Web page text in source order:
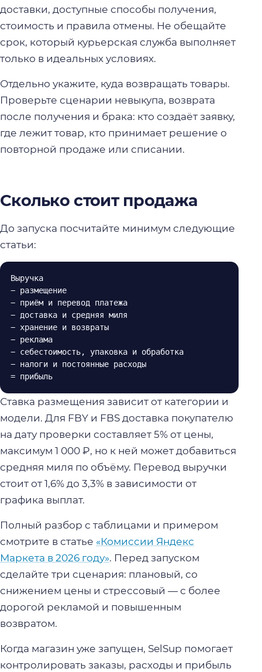
доставки, доступные способы получения,
стоимость и правила отмены. Не обещайте
срок, который курьерская служба выполняет
только в идеальных условиях.
Отдельно укажите, куда возвращать товары.
Проверьте сценарии невыкупа, возврата
после получения и брака: кто создаёт заявку,
где лежит товар, кто принимает решение о
повторной продаже или списании.
Сколько стоит продажа
До запуска посчитайте минимум следующие
статьи:
Выручка
− размещение
− приём и перевод платежа
− доставка и средняя миля
− хранение и возвраты
− реклама
− себестоимость, упаковка и обработка
− налоги и постоянные расходы
Ставка размещения зависит от категории и
модели. Для FBY и FBS доставка покупателю
на дату проверки составляет 5% от цены,
максимум 1 000 ₽, но к ней может добавиться
средняя миля по объёму. Перевод выручки
стоит от 1,6% до 3,3% в зависимости от
графика выплат.
Полный разбор с таблицами и примером
смотрите в статье «Комиссии Яндекс
Маркета в 2026 году». Перед запуском
сделайте три сценария: плановый, со
снижением цены и стрессовый — с более
дорогой рекламой и повышенным
возвратом.
Когда магазин уже запущен, SelSup помогает
контролировать заказы, расходы и прибыль